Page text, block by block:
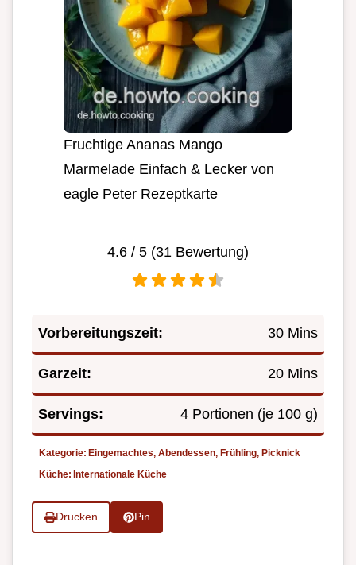
Fruchtige Ananas Mango
Marmelade Einfach & Lecker von
eagle Peter Rezeptkarte
4.6 / 5 (31 Bewertung)
Vorbereitungszeit: 30 Mins
Garzeit: 20 Mins
Servings: 4 Portionen (je 100 g)
Kategorie: Eingemachtes, Abendessen, Frühling, Picknick
Küche: Internationale Küche
Drucken Pin